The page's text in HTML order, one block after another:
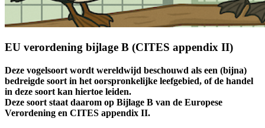
EU verordening bijlage B (CITES appendix II)
Deze vogelsoort wordt wereldwijd beschouwd als een (bijna)
bedreigde soort in het oorspronkelijke leefgebied, of de handel
in deze soort kan hiertoe leiden.
Deze soort staat daarom op Bijlage B van de Europese
Verordening en CITES appendix II.